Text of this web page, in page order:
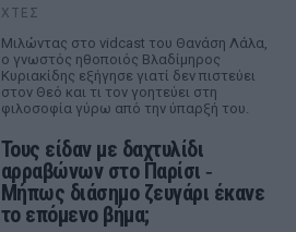
ΧΤΕΣ
Μιλώντας στο vidcast του Θανάση Λάλα,
ο γνωστός ηθοποιός Βλαδίμηρος
Κυριακίδης εξήγησε γιατί δεν πιστεύει
στον Θεό και τι τον γοητεύει στη
φιλοσοφία γύρω από την ύπαρξή του.
Τους είδαν με δαχτυλίδι
αρραβώνων στο Παρίσι ‑
Μήπως διάσημο ζευγάρι έκανε
το επόμενο βήμα;